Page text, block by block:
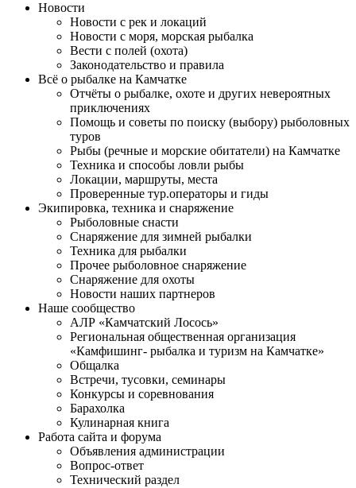
Новости
Новости с рек и локаций
Новости с моря, морская рыбалка
Вести с полей (охота)
Законодательство и правила
Всё о рыбалке на Камчатке
Отчёты о рыбалке, охоте и других невероятных
приключениях
Помощь и советы по поиску (выбору) рыболовных
туров
Рыбы (речные и морские обитатели) на Камчатке
Техника и способы ловли рыбы
Локации, маршруты, места
Проверенные тур.операторы и гиды
Экипировка, техника и снаряжение
Рыболовные снасти
Снаряжение для зимней рыбалки
Техника для рыбалки
Прочее рыболовное снаряжение
Снаряжение для охоты
Новости наших партнеров
Наше сообщество
АЛР «Камчатский Лосось»
Региональная общественная организация
«Камфишинг- рыбалка и туризм на Камчатке»
Общалка
Встречи, тусовки, семинары
Конкурсы и соревнования
Барахолка
Кулинарная книга
Работа сайта и форума
Объявления администрации
Вопрос-ответ
Технический раздел